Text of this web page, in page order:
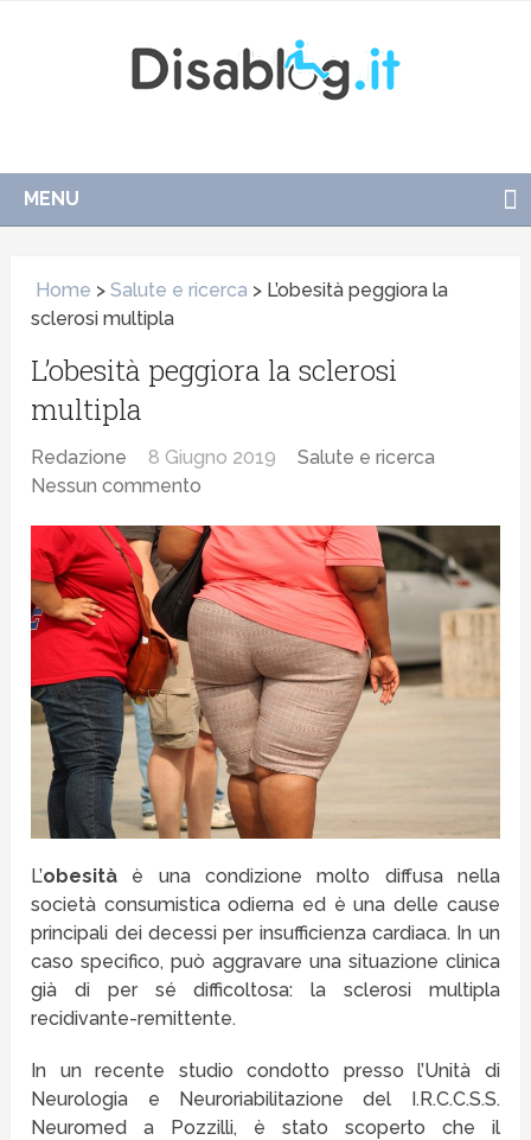
MENU
Home >Salute e ricerca > L’obesità peggiora la
sclerosi multipla
L’obesità peggiora la sclerosi
multipla
Redazione 8 Giugno 2019
Salute e ricerca
Nessun commento
L’obesità è una condizione molto diffusa nella
società consumistica odierna ed è una delle cause
principali dei decessi per insufficienza cardiaca. In un
caso specifico, può aggravare una situazione clinica
già di per sé difficoltosa: la sclerosi multipla
recidivante-remittente.
In un recente studio condotto presso l’Unità di
Neurologia e Neuroriabilitazione del I.R.C.C.S.S.
Neuromed a Pozzilli, è stato scoperto che il